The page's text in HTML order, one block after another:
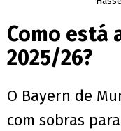
Como está
2025/26?
O Bayern de
com sobras